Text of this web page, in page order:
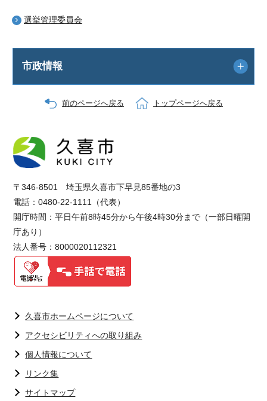
選挙管理委員会
市政情報
前のページへ戻る トップページへ戻る
〒346-8501 埼玉県久喜市下早見85番地の3
電話：0480-22-1111（代表）
開庁時間：平日午前8時45分から午後4時30分まで（一部日曜開
庁あり）
法人番号：8000020112321
久喜市ホームページについて
アクセシビリティへの取り組み
個人情報について
リンク集
サイトマップ